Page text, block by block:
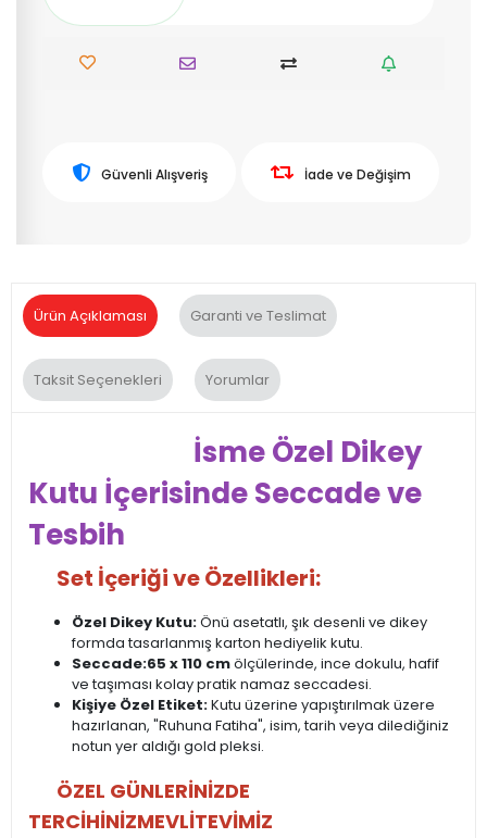
Güvenli Alışveriş İade ve Değişim
Ürün Açıklaması Garanti ve Teslimat
Taksit Seçenekleri Yorumlar
İsme Özel Dikey
Kutu İçerisinde Seccade ve
Tesbih
Set İçeriği ve Özellikleri:
Özel Dikey Kutu:Önü asetatlı, şık desenli ve dikey
formda tasarlanmış karton hediyelik kutu.
Seccade:65 x 110 cmölçülerinde, ince dokulu, hafif
ve taşıması kolay pratik namaz seccadesi.
Kişiye Özel Etiket:Kutu üzerine yapıştırılmak üzere
hazırlanan, "Ruhuna Fatiha", isim, tarih veya dilediğiniz
notun yer aldığı gold pleksi.
ÖZEL GÜNLERİNİZDE
TERCİHİNİZMEVLİTEVİMİZ